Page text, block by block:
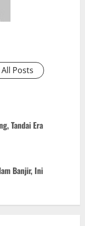
Posts
Tandai Era
Banjir, Ini